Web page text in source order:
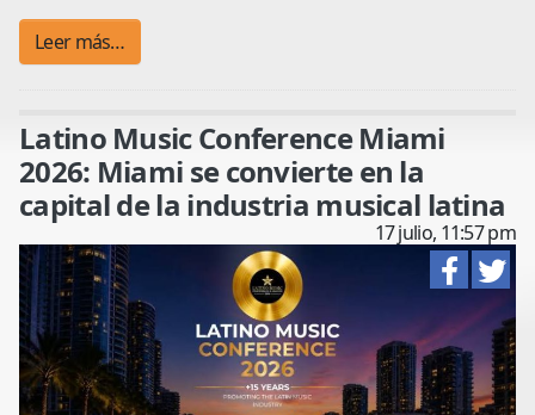
Leer más…
Latino Music Conference Miami
2026: Miami se convierte en la
capital de la industria musical latina
17 julio, 11:57 pm